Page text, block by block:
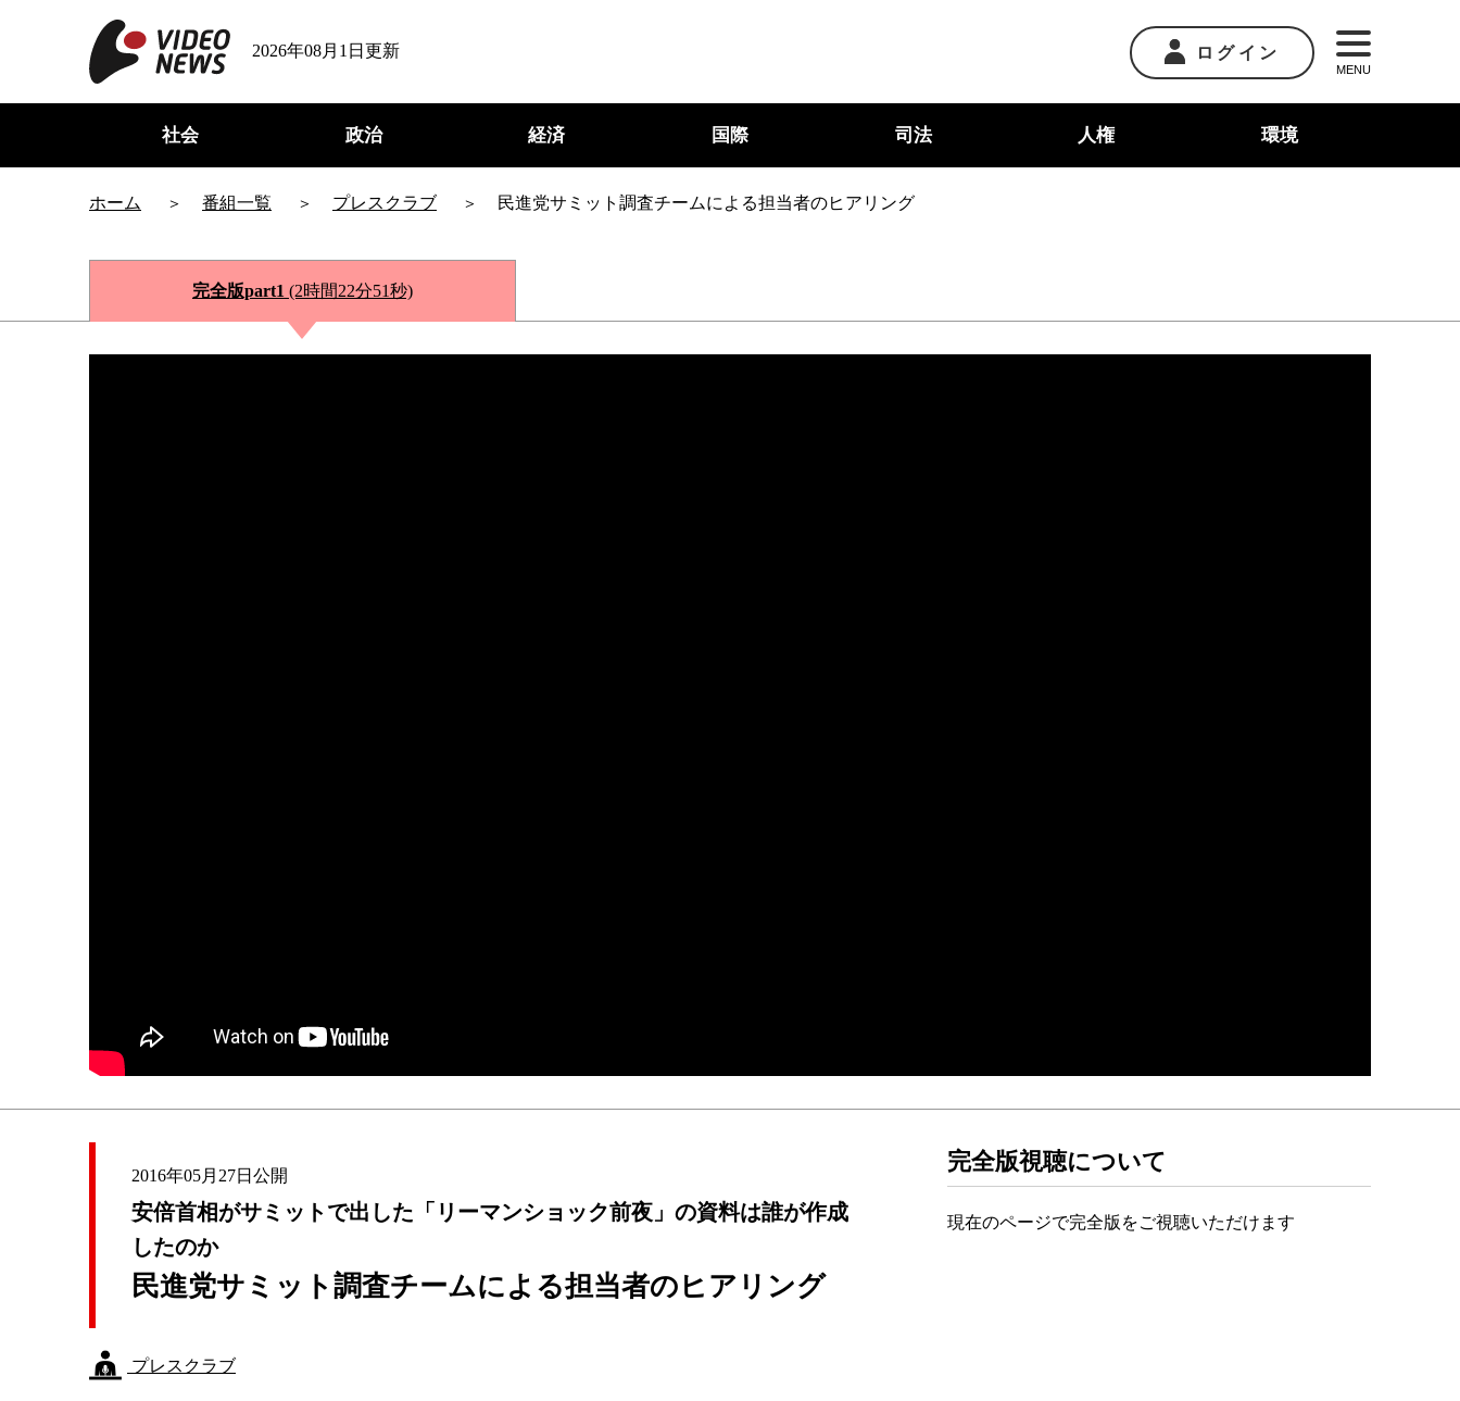
2026年08月1日更新 ログイン
MENU
社会 政治 経済 国際 司法 人権 環境
ホーム 番組一覧 プレスクラブ 民進党サミット調査チームによる担当者のヒアリング
完全版part1 (2時間22分51秒)
2016年05月27日公開
安倍首相がサミットで出した「リーマンショック前夜」の資料は誰が作成
したのか
民進党サミット調査チームによる担当者のヒアリング
プレスクラブ
完全版視聴について
現在のページで完全版をご視聴いただけます